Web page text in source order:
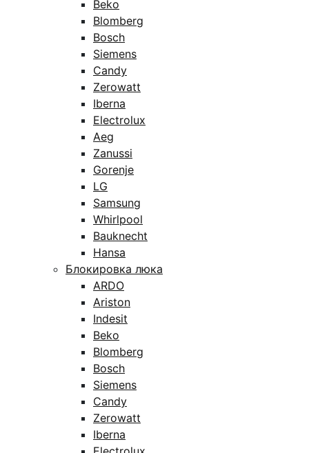
Beko
Blomberg
Bosch
Siemens
Candy
Zerowatt
Iberna
Electrolux
Aeg
Zanussi
Gorenje
LG
Samsung
Whirlpool
Bauknecht
Hansa
Блокировка люка
ARDO
Ariston
Indesit
Beko
Blomberg
Bosch
Siemens
Candy
Zerowatt
Iberna